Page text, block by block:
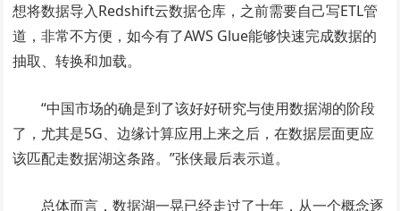
想将数据导入Redshift云数据仓库，之前需要自己写ETL管
道，非常不方便，如今有了AWS Glue能够快速完成数据的
抽取、转换和加载。
“中国市场的确是到了该好好研究与使用数据湖的阶段
了，尤其是5G、边缘计算应用上来之后，在数据层面更应
该匹配走数据湖这条路。”张侠最后表示道。
总体而言，数据湖一晃已经走过了十年，从一个概念逐